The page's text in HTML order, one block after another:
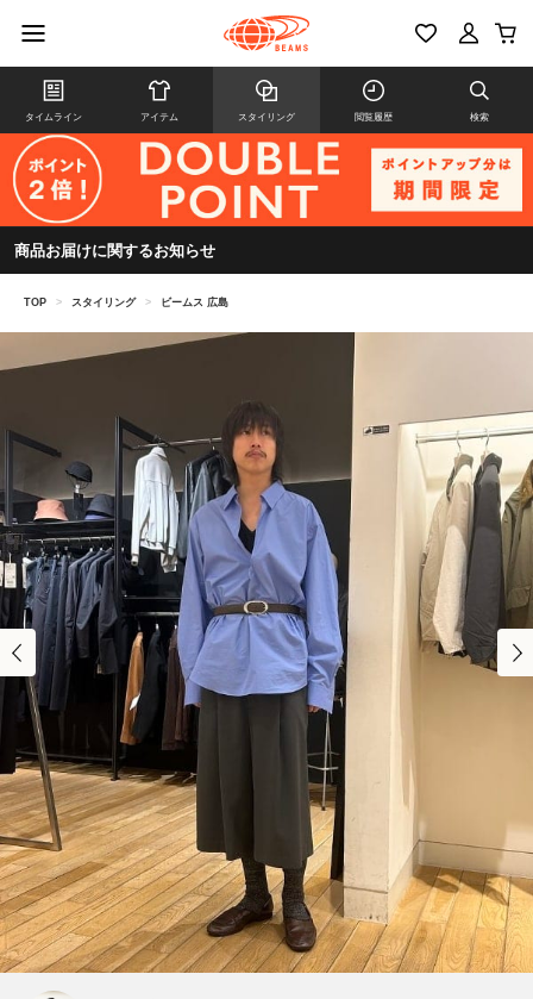
タイムライン アイテム スタイリング 閲覧履歴 検索
商品お届けに関するお知らせ
TOP > スタイリング > ビームス 広島